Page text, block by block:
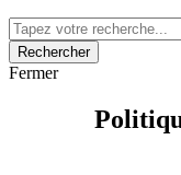
Rechercher
Fermer